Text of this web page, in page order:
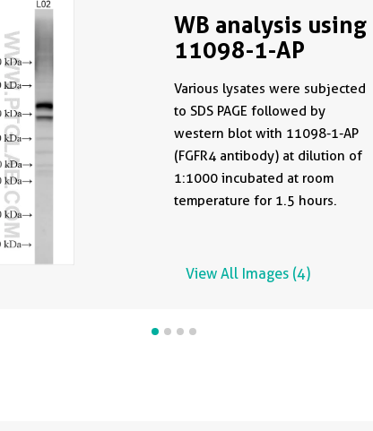
WB analysis using
11098-1-AP
Various lysates were subjected
to SDS PAGE followed by
western blot with 11098-1-AP
(FGFR4 antibody) at dilution of
1:1000 incubated at room
temperature for 1.5 hours.
View All Images (4)